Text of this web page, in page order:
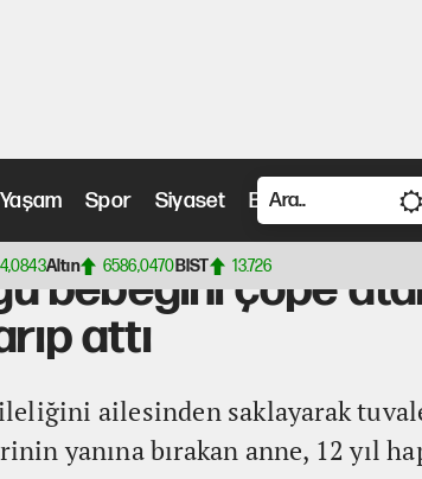
Yaşam Spor Siyaset Bilim ve Teknoloji
Altın 6586,0470BIST 13.726
annenin cezası belli oldu: Poşete sarıp attı
bebeğini çöpe
attı
ailesinden saklayarak
yanına bırakan anne, 12 yıl